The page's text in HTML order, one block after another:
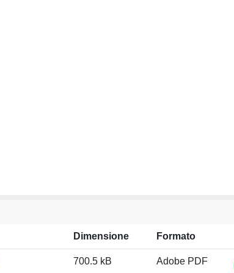
Dimensione Formato
700.5 kB Adobe PDF